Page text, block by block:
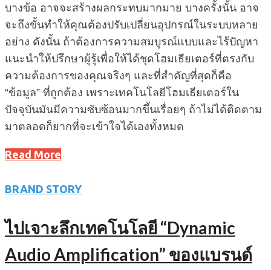
บางข้อ อาจจะสร้างผลกระทบมากมาย บางครั้งนั้น อาจ
จะถึงขั้นทำให้คุณต้องปรับเปลี่ยนอุปกรณ์ในระบบหลาย
อย่าง ดังนั้น ถ้าต้องการความสมบูรณ์แบบและไร้ปัญหา
แนะนำให้ปรึกษาผู้รู้เพื่อให้ได้ชุดโฮมเธียเตอร์ที่ตรงกับ
ความต้องการของคุณจริงๆ และที่สำคัญที่สุดก็คือ
“ข้อมูล” ที่ถูกต้อง เพราะเทคโนโลยีโฮมเธียเตอร์ใน
ปัจจุบันมันมีความซับซ้อนมากขึ้นเรื่อยๆ ถ้าไม่ได้ติดตาม
มาตลอดก็ยากที่จะเข้าใจได้เองทั้งหมด
Read More
BRAND STORY
ไปเจาะลึกเทคโนโลยี “Dynamic
Audio Amplification” ของแบรนด์